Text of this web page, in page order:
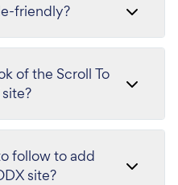
friendly?
of the Scroll To
follow to add
site?